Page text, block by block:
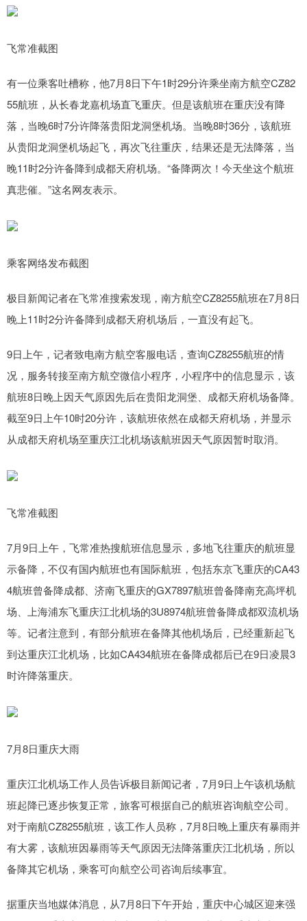
飞常准截图
有一位乘客吐槽称，他7月8日下午1时29分许乘坐南方航空CZ82
55航班，从长春龙嘉机场直飞重庆。但是该航班在重庆没有降
落，当晚6时7分许降落贵阳龙洞堡机场。当晚8时36分，该航班
从贵阳龙洞堡机场起飞，再次飞往重庆，结果还是无法降落，当
晚11时2分许备降到成都天府机场。“备降两次！今天坐这个航班
真悲催。”这名网友表示。
乘客网络发布截图
极目新闻记者在飞常准搜索发现，南方航空CZ8255航班在7月8日
晚上11时2分许备降到成都天府机场后，一直没有起飞。
9日上午，记者致电南方航空客服电话，查询CZ8255航班的情
况，服务转接至南方航空微信小程序，小程序中的信息显示，该
航班8日晚上因天气原因先后在贵阳龙洞堡、成都天府机场备降。
截至9日上午10时20分许，该航班依然在成都天府机场，并显示
从成都天府机场至重庆江北机场该航班因天气原因暂时取消。
飞常准截图
7月9日上午，飞常准热搜航班信息显示，多地飞往重庆的航班显
示备降，不仅有国内航班也有国际航班，包括东京飞重庆的CA43
4航班曾备降成都、济南飞重庆的GX7897航班曾备降南充高坪机
场、上海浦东飞重庆江北机场的3U8974航班曾备降成都双流机场
等。记者注意到，有部分航班在备降其他机场后，已经重新起飞
到达重庆江北机场，比如CA434航班在备降成都后已在9日凌晨3
时许降落重庆。
7月8日重庆大雨
重庆江北机场工作人员告诉极目新闻记者，7月9日上午该机场航
班起降已逐步恢复正常，旅客可根据自己的航班咨询航空公司。
对于南航CZ8255航班，该工作人员称，7月8日晚上重庆有暴雨并
有大雾，该航班因暴雨等天气原因无法降落重庆江北机场，所以
备降其它机场，乘客可向航空公司咨询后续事宜。
据重庆当地媒体消息，从7月8日下午开始，重庆中心城区迎来强